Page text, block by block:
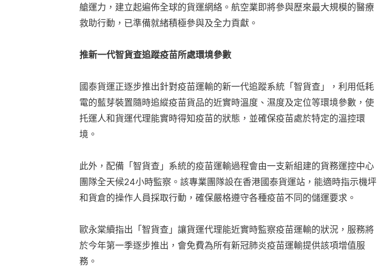
艙運力，建立起遍佈全球的貨運網絡。航空業即將參與歷來最大規模的醫療
救助行動，已準備就緒積極參與及全力貢獻。
推新一代智貨查追蹤疫苗所處環境參數
國泰貨運正逐步推出針對疫苗運輸的新一代追蹤系統「智貨查」，利用低耗
電的藍芽裝置隨時追縱疫苗貨品的近實時溫度、濕度及定位等環境參數，使
托運人和貨運代理能實時得知疫苗的狀態，並確保疫苗處於特定的溫控環
境。
此外，配備「智貨查」系統的疫苗運輸過程會由一支新組建的貨務運控中心
團隊全天候24小時監察。該專業團隊設在香港國泰貨運站，能適時指示機坪
和貨倉的操作人員採取行動，確保嚴格遵守各種疫苗不同的儲運要求。
歐永棠續指出「智貨查」讓貨運代理能近實時監察疫苗運輸的狀況，服務將
於今年第一季逐步推出，會免費為所有新冠肺炎疫苗運輸提供該項增值服
務。